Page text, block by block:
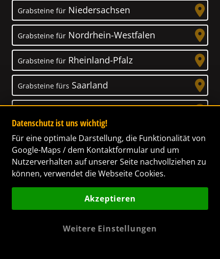
Grabsteine für Niedersachsen
Grabsteine für Nordrhein-Westfalen
Grabsteine für Rheinland-Pfalz
Grabsteine fürs Saarland
Grabsteine fürSachsen-Anhalt
Grabsteine fürSchleswig-Holstein
Grabsteine fürThüringen
Datenschutz ist uns wichtig!
Für eine optimale Darstellung, die Funktionalität von
Google-Maps / dem Kontaktformular und um
Nutzerverhalten auf unserer Seite nachvollziehen zu
können, verwendet die Webseite Cookies.
Akzeptieren
Weitere Einstellungen